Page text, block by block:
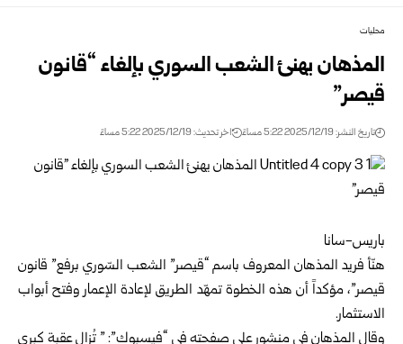
محليات
المذهان يهنئ الشعب السوري بإلغاء “قانون
قيصر”
تاريخ النشر: 2025/12/19 5:22 مساءً اخر تحديث: 2025/12/19 5:22 مساءً
باريس-سانا
هنّأ فريد المذهان المعروف باسم “قيصر” الشعب السّوري برفع” قانون
قيصر”، مؤكداً أن هذه الخطوة تمهّد الطريق لإعادة الإعمار وفتح أبواب
الاستثمار.
وقال المذهان في منشور على صفحته في “فيسبوك”: ” تُزال عقبة كبرى